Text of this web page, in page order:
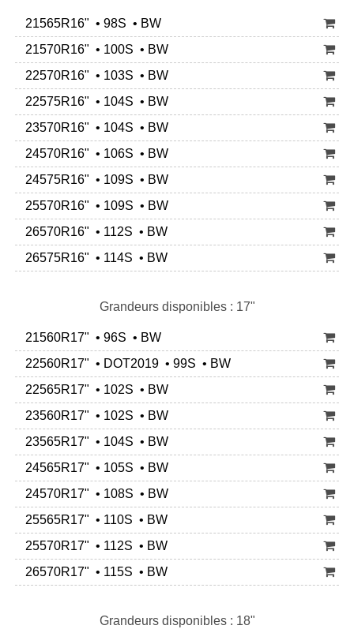
21565R16" • 98S • BW
21570R16" • 100S • BW
22570R16" • 103S • BW
22575R16" • 104S • BW
23570R16" • 104S • BW
24570R16" • 106S • BW
24575R16" • 109S • BW
25570R16" • 109S • BW
26570R16" • 112S • BW
26575R16" • 114S • BW
Grandeurs disponibles : 17"
21560R17" • 96S • BW
22560R17" • DOT2019 • 99S • BW
22565R17" • 102S • BW
23560R17" • 102S • BW
23565R17" • 104S • BW
24565R17" • 105S • BW
24570R17" • 108S • BW
25565R17" • 110S • BW
25570R17" • 112S • BW
26570R17" • 115S • BW
Grandeurs disponibles : 18"